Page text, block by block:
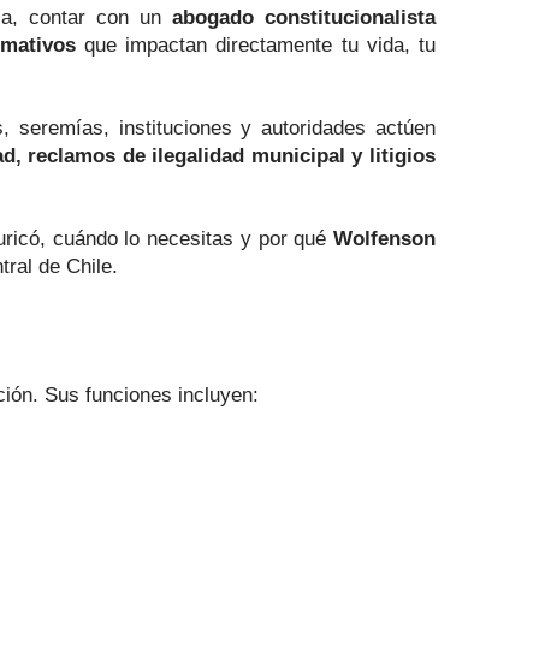
contar con un abogado constitucionalista
que impactan directamente tu vida, tu
instituciones y autoridades actúen
reclamos de ilegalidad municipal y litigios
cuándo lo necesitas y por qué Wolfenson
de Chile.
Sus funciones incluyen: